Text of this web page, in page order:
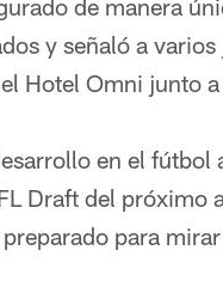
de manera
y señaló a
Hotel Omni junto
en el
Draft del próximo
para